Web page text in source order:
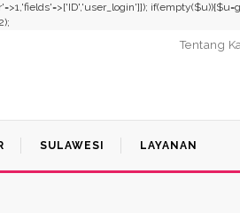
Tentang
SULAWESI LAYANAN